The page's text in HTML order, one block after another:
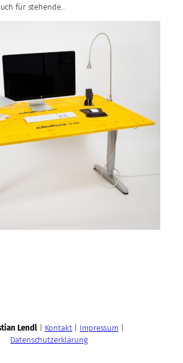
für stehende…
Lendl| Kontakt| Impressum
Datenschutzerklärung